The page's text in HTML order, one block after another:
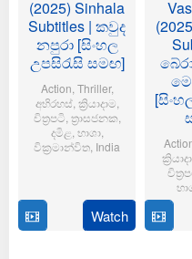
(2025) Sinhala
Subtitles | කවුද
නපුරා [සිංහල
උපසිරැසි සමඟ]
Action Thriller,
අභිරහස්, ක්‍රියාදාම
චිත්‍රපටි ත්‍රාසජනක
දමිළ භාශා,
වික්‍රමාන්විත India
Feb
2025
Thirumeni
Watch